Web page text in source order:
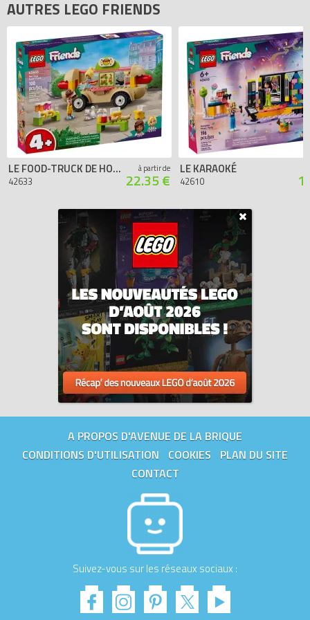
Code EAN du LEGO Friends 42636 : 5702017588858.
AUTRES LEGO FRIENDS
LE FOOD-TRUCK DE HOT-DOGS
42633
à partir de
22.35 €
LE KARAOKÉ
42610
A PROPOS D'AVENUE DE LA BRIQUE
CONDITIONS D'UTILISATION
COOKIES
PLAN DU SITE
CONTACT
Suivez-vous sur les réseaux sociaux :